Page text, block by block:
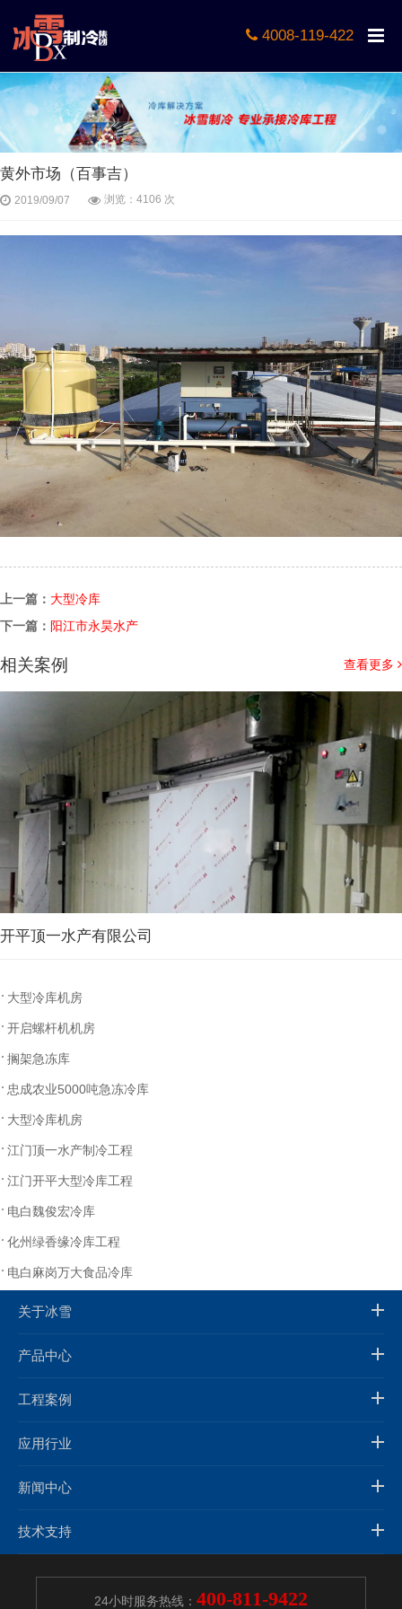
4008-119-422
黄外市场（百事吉）
2019/09/07 浏览：4106 次
上一篇： 大型冷库
下一篇： 阳江市永昊水产
相关案例 查看更多
开平顶一水产有限公司
大型冷库机房
开启螺杆机机房
搁架急冻库
忠成农业5000吨急冻冷库
大型冷库机房
江门顶一水产制冷工程
江门开平大型冷库工程
电白魏俊宏冷库
化州绿香缘冷库工程
电白麻岗万大食品冷库
关于冰雪
产品中心
工程案例
应用行业
新闻中心
技术支持
24小时服务热线： 400-811-9422